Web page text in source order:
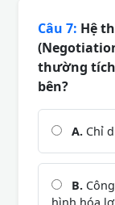
Câu 7: Hệ
thường tích
bên?
A. Chỉ
B.